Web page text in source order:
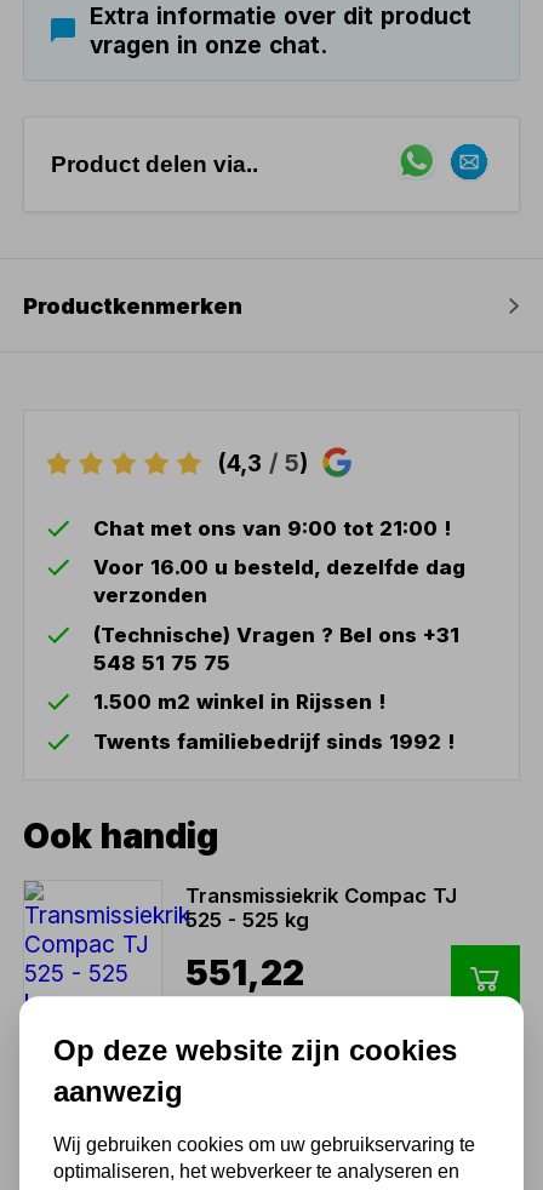
Extra informatie over dit product
vragen in onze chat.
Product delen via..
Productkenmerken
(4,3 / 5)
Chat met ons van 9:00 tot 21:00 !
Voor 16.00 u besteld, dezelfde dag
verzonden
(Technische) Vragen ? Bel ons +31
548 51 75 75
1.500 m2 winkel in Rijssen !
Twents familiebedrijf sinds 1992 !
Ook handig
Transmissiekrik Compac TJ
525 - 525 kg
551,22
292,82
Op deze website zijn cookies
aanwezig
Wij gebruiken cookies om uw gebruikservaring te
optimaliseren, het webverkeer te analyseren en